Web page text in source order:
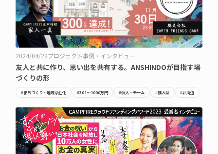
2024/04/22プロジェクト事例・インタビュー
友人と共に作り、思い出を共有する。ANSHINDOが目指す場
づくりの形
#まちづくり・地域活性化 #301〜1000万円 #個人・チーム #購入型 #北海道